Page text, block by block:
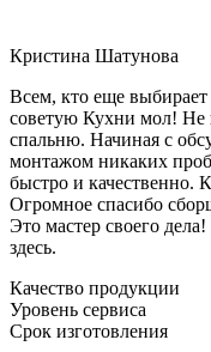
Кристина Шатунова
Всем, кто еще
советую Кухни мол! Не
спальню. Начиная с
монтажом никаких
быстро и качественно.
Огромное спасибо
Это мастер своего
здесь.
Качество продукции
Уровень сервиса
Срок изготовления